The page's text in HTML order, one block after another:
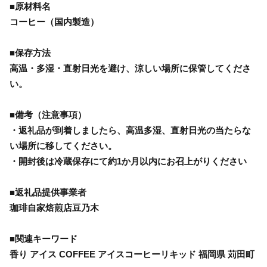
■原材料名
コーヒー（国内製造）
■保存方法
高温・多湿・直射日光を避け、涼しい場所に保管してくださ
い。
■備考（注意事項）
・返礼品が到着しましたら、高温多湿、直射日光の当たらな
い場所に移してください。
・開封後は冷蔵保存にて約1か月以内にお召上がりください
■返礼品提供事業者
珈琲自家焙煎店豆乃木
■関連キーワード
香り アイス COFFEE アイスコーヒーリキッド 福岡県 苅田町